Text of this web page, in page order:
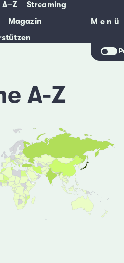
A–Z
Streaming
Magazin
Menü
Menü
A-Z